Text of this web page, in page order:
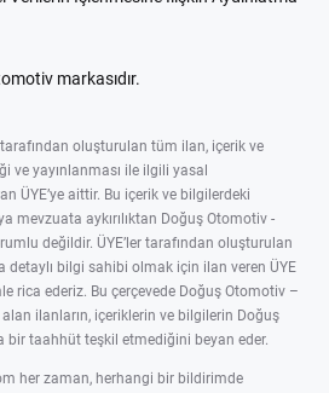
markasıdır.
oluşturulan tüm ilan, içerik ve
ve yayınlanması ile ilgili yasal
ÜYE’ye aittir. Bu içerik ve bilgilerdeki
mevzuata aykırılıktan Doğuş Otomotiv -
değildir. ÜYE’ler tarafından oluşturulan
detaylı bilgi sahibi olmak için ilan veren ÜYE
rica ederiz. Bu çerçevede Doğuş Otomotiv –
ilanların, içeriklerin ve bilgilerin Doğuş
bir taahhüt teşkil etmediğini beyan eder.
her zaman, herhangi bir bildirimde